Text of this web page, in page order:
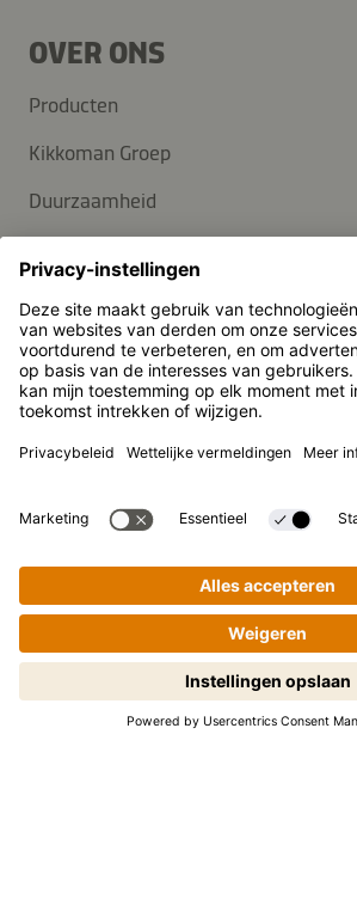
Stapsgewijs koken gemakkelijk
gemaakt! Tik om te starten.
OVER ONS
Producten
Kikkoman Groep
Duurzaamheid
KLANTENSERVICE
Veelgestelde vragen
Contact
Nieuwsbrief
Pers
Kikkoman is een geregistreerd
Corporation, Japan.
© Kikkoman Trading Europe
Theodorstraße 180, 40472
Opgenomen in het handelsregister bij
Düsseldorf HRB 35856